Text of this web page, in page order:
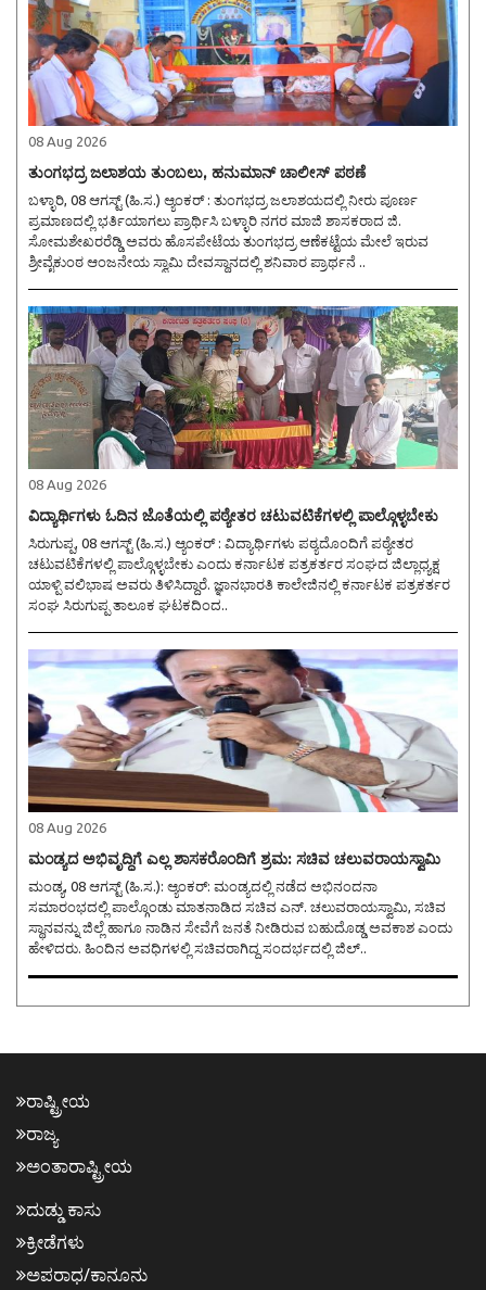
08 Aug 2026
ತುಂಗಭದ್ರ ಜಲಾಶಯ ತುಂಬಲು, ಹನುಮಾನ್ ಚಾಲೀಸ್ ಪಠಣೆ
ಬಳ್ಳಾರಿ, 08 ಆಗಸ್ಟ್ (ಹಿ.ಸ.) ಆ್ಯಂಕರ್ : ತುಂಗಭದ್ರ ಜಲಾಶಯದಲ್ಲಿ ನೀರು ಪೂರ್ಣ
ಪ್ರಮಾಣದಲ್ಲಿ ಭರ್ತಿಯಾಗಲು ಪ್ರಾರ್ಥಿಸಿ ಬಳ್ಳಾರಿ ನಗರ ಮಾಜಿ ಶಾಸಕರಾದ ಜಿ.
ಸೋಮಶೇಖರರೆಡ್ಡಿ ಅವರು ಹೊಸಪೇಟೆಯ ತುಂಗಭದ್ರ ಆಣೆಕಟ್ಟೆಯ ಮೇಲೆ ಇರುವ
ಶ್ರೀವೈಕುಂಠ ಆಂಜನೇಯ ಸ್ವಾಮಿ ದೇವಸ್ಥಾನದಲ್ಲಿ ಶನಿವಾರ ಪ್ರಾರ್ಥನೆ ..
08 Aug 2026
ವಿದ್ಯಾರ್ಥಿಗಳು ಓದಿನ ಜೊತೆಯಲ್ಲಿ ಪಠ್ಯೇತರ ಚಟುವಟಿಕೆಗಳಲ್ಲಿ ಪಾಲ್ಗೊಳ್ಳಬೇಕು
ಸಿರುಗುಪ್ಪ, 08 ಆಗಸ್ಟ್ (ಹಿ.ಸ.) ಆ್ಯಂಕರ್ : ವಿದ್ಯಾರ್ಥಿಗಳು ಪಠ್ಯದೊಂದಿಗೆ ಪಠ್ಯೇತರ
ಚಟುವಟಿಕೆಗಳಲ್ಲಿ ಪಾಲ್ಗೊಳ್ಳಬೇಕು ಎಂದು ಕರ್ನಾಟಕ ಪತ್ರಕರ್ತರ ಸಂಘದ ಜಿಲ್ಲಾಧ್ಯಕ್ಷ
ಯಾಳ್ಪಿ ವಲಿಭಾಷ ಅವರು ತಿಳಿಸಿದ್ದಾರೆ. ಜ್ಞಾನಭಾರತಿ ಕಾಲೇಜಿನಲ್ಲಿ ಕರ್ನಾಟಕ ಪತ್ರಕರ್ತರ
ಸಂಘ ಸಿರುಗುಪ್ಪ ತಾಲೂಕ ಘಟಕದಿಂದ..
08 Aug 2026
ಮಂಡ್ಯದ ಅಭಿವೃದ್ಧಿಗೆ ಎಲ್ಲ ಶಾಸಕರೊಂದಿಗೆ ಶ್ರಮ: ಸಚಿವ ಚಲುವರಾಯಸ್ವಾಮಿ
ಮಂಡ್ಯ, 08 ಆಗಸ್ಟ್ (ಹಿ.ಸ.): ಆ್ಯಂಕರ್: ಮಂಡ್ಯದಲ್ಲಿ ನಡೆದ ಅಭಿನಂದನಾ
ಸಮಾರಂಭದಲ್ಲಿ ಪಾಲ್ಗೊಂಡು ಮಾತನಾಡಿದ ಸಚಿವ ಎನ್. ಚಲುವರಾಯಸ್ವಾಮಿ, ಸಚಿವ
ಸ್ಥಾನವನ್ನು ಜಿಲ್ಲೆ ಹಾಗೂ ನಾಡಿನ ಸೇವೆಗೆ ಜನತೆ ನೀಡಿರುವ ಬಹುದೊಡ್ಡ ಅವಕಾಶ ಎಂದು
ಹೇಳಿದರು. ಹಿಂದಿನ ಅವಧಿಗಳಲ್ಲಿ ಸಚಿವರಾಗಿದ್ದ ಸಂದರ್ಭದಲ್ಲಿ ಜಿಲ್..
ರಾಷ್ಟ್ರೀಯ
ರಾಜ್ಯ
ಅಂತಾರಾಷ್ಟ್ರೀಯ
ದುಡ್ಡು ಕಾಸು
ಕ್ರೀಡೆಗಳು
ಅಪರಾಧ/ಕಾನೂನು